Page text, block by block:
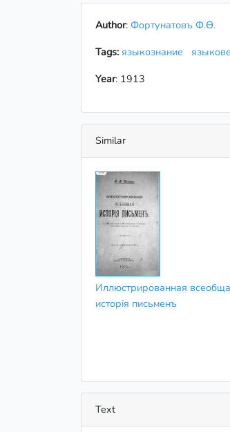
Author: Фортунатовъ Ф.Ѳ.
Tags: языкознание
Year: 1913
Similar
Иллюстрированная
исторія письменъ
Text